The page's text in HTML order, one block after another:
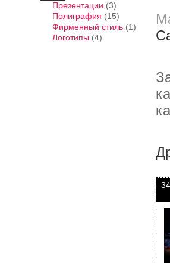
Презентации (3)
Полиграфия (15)
Фирменный стиль (1)
Логотипы (4)